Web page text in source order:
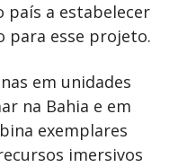
país a estabelecer
para esse projeto.
em unidades
na Bahia e em
exemplares
imersivos